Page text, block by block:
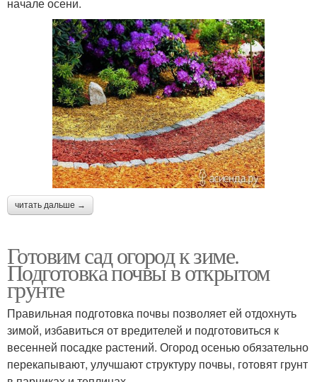
начале осени.
читать дальше →
Готовим сад огород к зиме.
Подготовка почвы в открытом
грунте
Правильная подготовка почвы позволяет ей отдохнуть
зимой, избавиться от вредителей и подготовиться к
весенней посадке растений. Огород осенью обязательно
перекапывают, улучшают структуру почвы, готовят грунт